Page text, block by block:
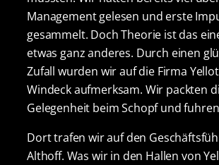
Management gelesen und erste
gesammelt. Doch Theorie ist das
etwas ganz anderes. Durch einen
Zufall wurden wir auf die Firma
Windeck aufmerksam. Wir packten
Gelegenheit beim Schopf und
Dort trafen wir auf den
Althoff. Was wir in den Hallen von